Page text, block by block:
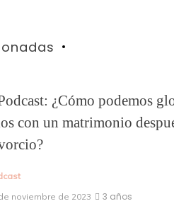
noviembre de 2023
3 años